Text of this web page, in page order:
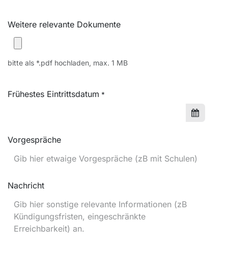
Weitere relevante Dokumente
bitte als *.pdf hochladen, max. 1 MB
Frühestes Eintrittsdatum *
Vorgespräche
Nachricht